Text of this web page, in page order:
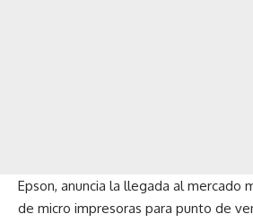
Epson, anuncia la llegada al mercado
de micro impresoras para punto de